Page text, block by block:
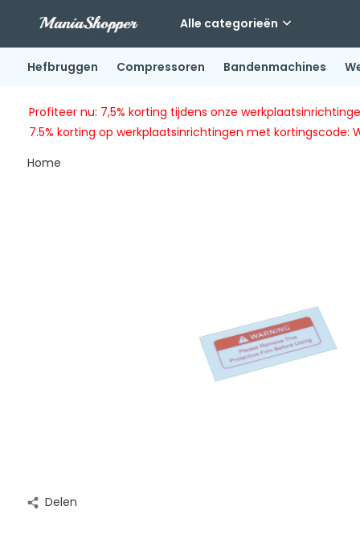
Alle categorieën
Hefbruggen Compressoren Bandenmachines
Profiteer nu: 7,5% korting tijdens onze
7.5% korting op werkplaatsinrichtingen met kortingscode:
Home
Delen